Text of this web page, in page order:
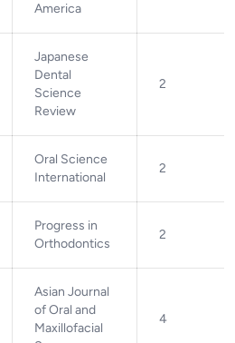
America
Japanese
Dental
Science
Review
2
Oral Science
International
2
Progress in
Orthodontics
2
Asian Journal
of Oral and
Maxillofacial
4